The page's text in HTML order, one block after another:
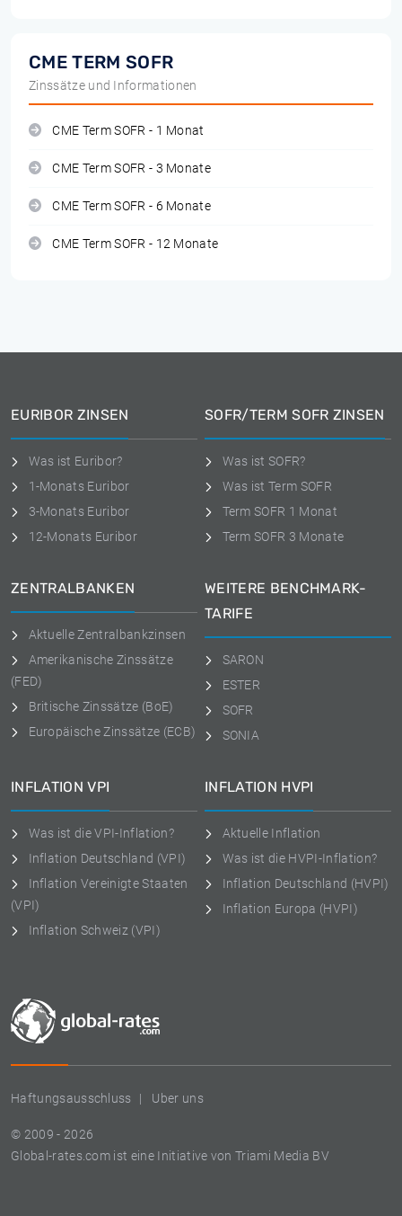
CME TERM SOFR
Zinssätze und Informationen
CME Term SOFR - 1 Monat
CME Term SOFR - 3 Monate
CME Term SOFR - 6 Monate
CME Term SOFR - 12 Monate
Haftungsausschluss Uber uns
© 2009 - 2026
Global-rates.com ist eine Initiative von Triami Media BV
EURIBOR ZINSEN
Was ist Euribor?
1-Monats Euribor
3-Monats Euribor
12-Monats Euribor
SOFR/TERM SOFR ZINSEN
Was ist SOFR?
Was ist Term SOFR
Term SOFR 1 Monat
Term SOFR 3 Monate
ZENTRALBANKEN
Aktuelle Zentralbankzinsen
Amerikanische Zinssätze
(FED)
Britische Zinssätze (BoE)
Europäische Zinssätze (ECB)
WEITERE BENCHMARK-
TARIFE
SARON
ESTER
SOFR
SONIA
INFLATION VPI
Was ist die VPI-Inflation?
Inflation Deutschland (VPI)
Inflation Vereinigte Staaten
(VPI)
Inflation Schweiz (VPI)
INFLATION HVPI
Aktuelle Inflation
Was ist die HVPI-Inflation?
Inflation Deutschland (HVPI)
Inflation Europa (HVPI)